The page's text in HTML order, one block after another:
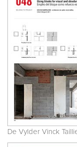
De Vylder Vinck